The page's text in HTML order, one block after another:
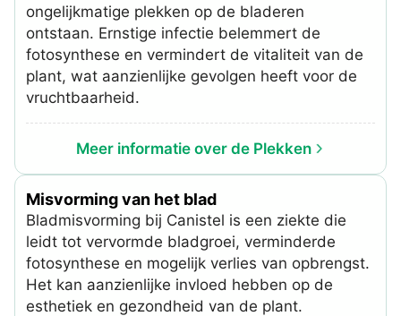
ongelijkmatige plekken op de bladeren
ontstaan. Ernstige infectie belemmert de
fotosynthese en vermindert de vitaliteit van de
plant, wat aanzienlijke gevolgen heeft voor de
vruchtbaarheid.
Meer informatie over de Plekken
Misvorming van het blad
Bladmisvorming bij Canistel is een ziekte die
leidt tot vervormde bladgroei, verminderde
fotosynthese en mogelijk verlies van opbrengst.
Het kan aanzienlijke invloed hebben op de
esthetiek en gezondheid van de plant.